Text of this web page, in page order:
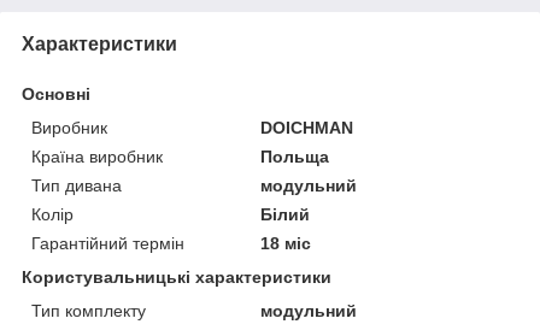
Характеристики
Основні
Виробник
DOICHMAN
Країна виробник
Польща
Тип дивана
модульний
Колір
Білий
Гарантійний термін
18 міс
Користувальницькі характеристики
Тип комплекту
модульний